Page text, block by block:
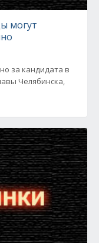
могут
за кандидата в
Челябинска,